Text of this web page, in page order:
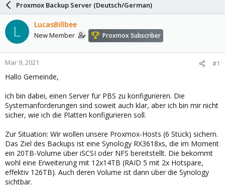
a
d
s
t
a
r
e
r
t
d
a
e
s
Proxmox Backup Server (Deutsch/German)
L LucasBillbee
New Member Proxmox Subscriber
Mar 9, 2021 #1
Hallo Gemeinde,
ich bin dabei, einen Server für PBS zu konfigurieren. Die
Systemanforderungen sind soweit auch klar, aber ich bin mir nicht
sicher, wie ich die Platten konfigurieren soll.
Zur Situation: Wir wollen unsere Proxmox-Hosts (6 Stück) sichern.
Das Ziel des Backups ist eine Synology RX3618xs, die im Moment
ein 20TB-Volume über iSCSI oder NFS bereitstellt. Die bekommt
wohl eine Erweiterung mit 12x14TB (RAID 5 mit 2x Hotspare,
effektiv 126TB). Auch deren Volume ist dann über die Synology
sichtbar.